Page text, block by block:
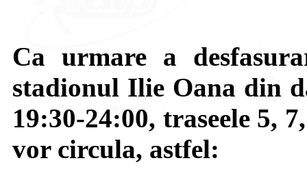
Ca urmare a
stadionul Ilie Oana din
19:30-24:00, traseele 5,
vor circula, astfel: